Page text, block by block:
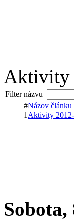
Aktivity
Filter názvu
#Názov článku
1 Aktivity
Sobota,